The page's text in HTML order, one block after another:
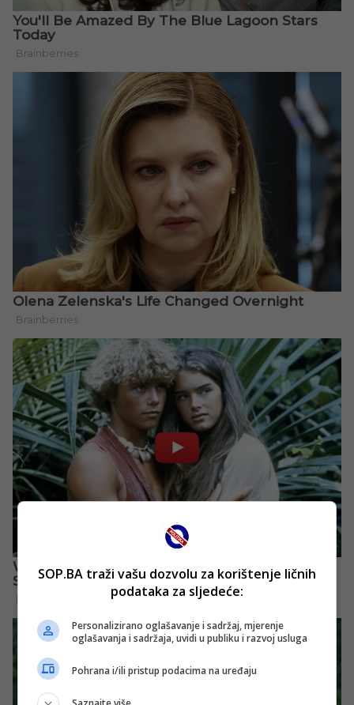
SOP.BA traži vašu dozvolu za korištenje ličnih
podataka za sljedeće:
Personalizirano oglašavanje i sadržaj, mjerenje
oglašavanja i sadržaja, uvidi u publiku i razvoj usluga
Pohrana i/ili pristup podacima na uređaju